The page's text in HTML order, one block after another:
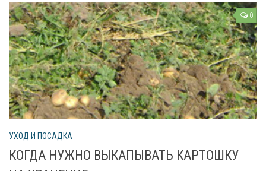
0
УХОД И ПОСАДКА
КОГДА НУЖНО ВЫКАПЫВАТЬ КАРТОШКУ